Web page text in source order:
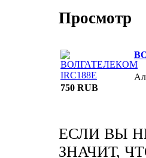
Просмотр
750 RUB
ЕСЛИ ВЫ
ЗНАЧИТ,